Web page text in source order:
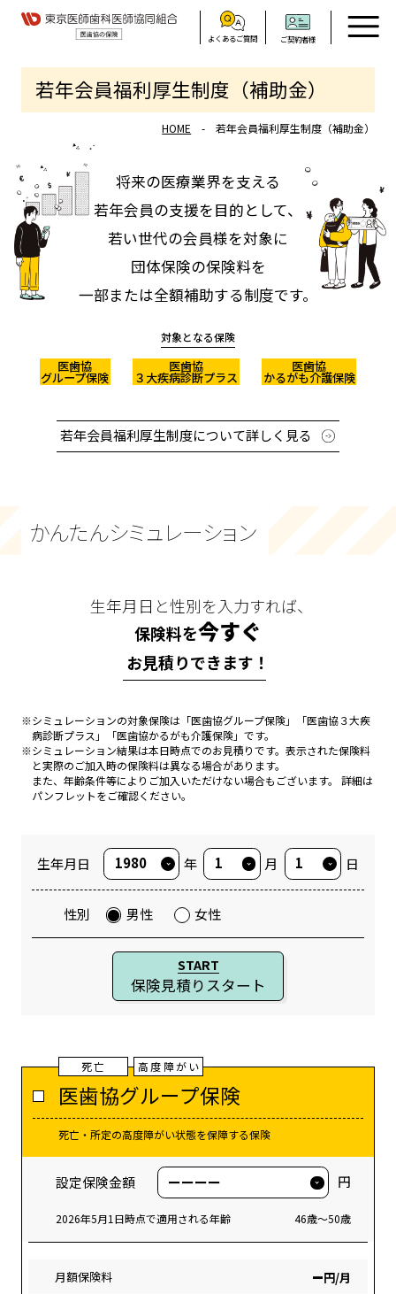
よくあるご質問 ご契約者様
若年会員福利厚生制度（補助金）
HOME 若年会員福利厚生制度（補助金）
将来の医療業界を支える
若年会員の支援を目的として、
若い世代の会員様を対象に
団体保険の保険料を
一部または全額補助する制度です。
対象となる保険
医歯協
グループ保険
医歯協
３大疾病診断プラス
医歯協
かるがも介護保険
若年会員福利厚生制度について詳しく見る
かんたんシミュレーション
生年月日と性別を入力すれば、
保険料を今すぐ
お見積りできます！
※シミュレーションの対象保険は「医歯協グループ保険」「医歯協３大疾
病診断プラス」「医歯協かるがも介護保険」です。
※シミュレーション結果は本日時点でのお見積りです。表示された保険料
と実際のご加入時の保険料は異なる場合があります。
また、年齢条件等によりご加入いただけない場合もございます。 詳細は
パンフレットをご確認ください。
生年月日 年 月 日
性別 男性 女性
START
保険見積りスタート
医歯協グループ保険
死亡・所定の高度障がい状態を保障する保険
死亡 高度障がい
設定保険金額 円
2026年5月1日時点で適用される年齢 46歳～50歳
月額保険料 –円/月